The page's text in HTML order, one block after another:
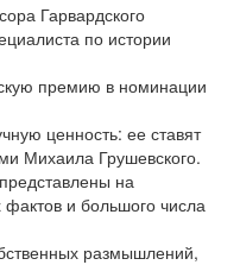
Гарвардского
по истории
премию в номинации
ценность: ее ставят
Михаила Грушевского.
на
фактов и большого числа
размышлений,